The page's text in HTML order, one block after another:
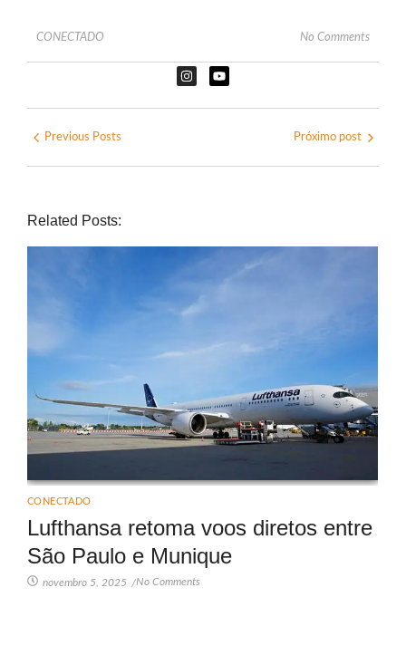
CONECTADO No Comments
Previous Posts Próximo post
Related Posts:
CONECTADO
Lufthansa retoma voos diretos entre
São Paulo e Munique
novembro 5, 2025 /No Comments